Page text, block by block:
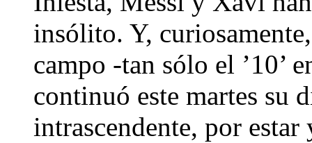
insólito. Y,
campo -tan sólo el ’10’
continuó este martes su
intrascendente, por